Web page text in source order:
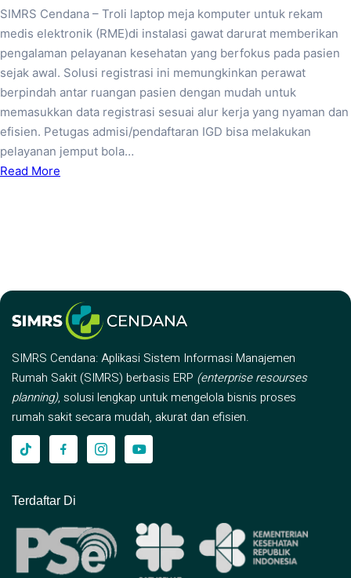
SIMRS Cendana – Troli laptop meja komputer untuk rekam
medis elektronik (RME)di instalasi gawat darurat memberikan
pengalaman pelayanan kesehatan yang berfokus pada pasien
sejak awal. Solusi registrasi ini memungkinkan perawat
berpindah antar ruangan pasien dengan mudah untuk
memasukkan data registrasi sesuai alur kerja yang nyaman dan
efisien. Petugas admisi/pendaftaran IGD bisa melakukan
pelayanan jemput bola…
Read More
SIMRS Cendana: Aplikasi Sistem Informasi Manajemen
Rumah Sakit (SIMRS) berbasis ERP (enterprise resourses
planning), solusi lengkap untuk mengelola bisnis proses
rumah sakit secara mudah, akurat dan efisien.
Terdaftar Di